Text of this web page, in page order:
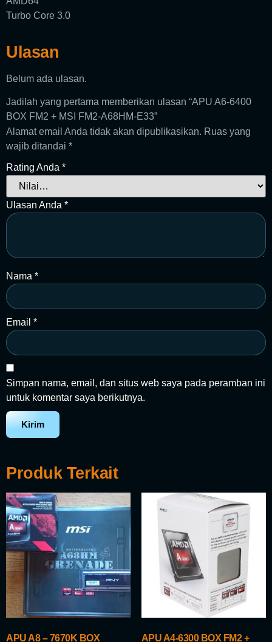
Turbo Core 3.0
Ulasan
Belum ada ulasan.
Jadilah yang pertama memberikan ulasan “APU A6-6400
BOX FM2 + MSI FM2-A68HM-E33”
Alamat email Anda tidak akan dipublikasikan. Ruas yang
wajib ditandai *
Rating Anda *
Ulasan Anda *
Nama *
Email *
Simpan nama, email, dan situs web saya pada peramban ini
untuk komentar saya berikutnya.
Produk Terkait
APU A8 – 7670K BOX
APU A4-6300 BOX FM2 +